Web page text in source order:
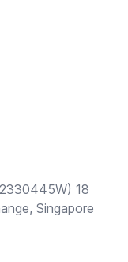
18
Singapore